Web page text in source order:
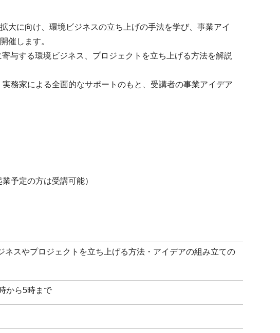
大に向け、環境ビジネスの立ち上げの手法を学び、事業アイ
催します。
与する環境ビジネス、プロジェクトを立ち上げる方法を解説
務家による全面的なサポートのもと、受講者の事業アイデア
予定の方は受講可能）
ネスやプロジェクトを立ち上げる方法・アイデアの組み立ての
から5時まで